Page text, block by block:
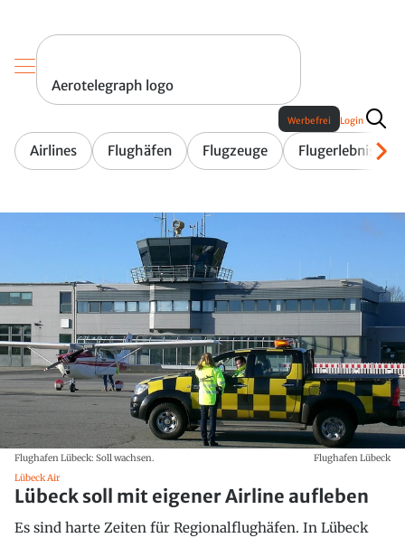
Aerotelegraph logo
Airlines Flughäfen Flugzeuge Flugerlebnis
Werbefrei Login
Flughafen Lübeck: Soll wachsen.
Flughafen Lübeck
Lübeck Air
Lübeck soll mit eigener Airline aufleben
Es sind harte Zeiten für Regionalflughäfen. In Lübeck